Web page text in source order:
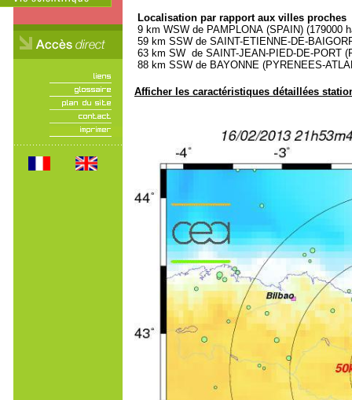
Localisation par rapport aux villes proches
9 km WSW de PAMPLONA (SPAIN) (179000
59 km SSW de SAINT-ETIENNE-DE-
63 km SW de SAINT-JEAN-PIED-DE-PORT
88 km SSW de BAYONNE (PYRENEES-
Afficher les caractéristiques détaillées